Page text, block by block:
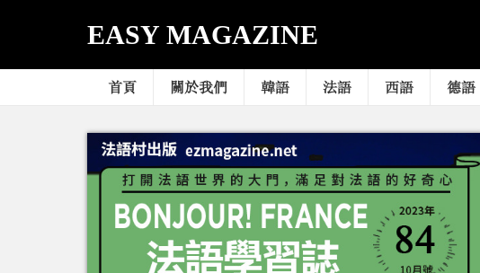
EASY MAGAZINE
首頁 關於我們 韓語 法語 西語 德語